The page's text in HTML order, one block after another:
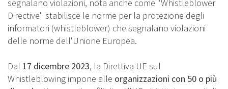
segnalano violazioni, nota anche come "Whistleblower
Directive" stabilisce le norme per la protezione degli
informatori (whistleblower) che segnalano violazioni
delle norme dell'Unione Europea.
Dal 17 dicembre 2023, la Direttiva UE sul
Whistleblowing impone alle organizzazioni con 50 o più